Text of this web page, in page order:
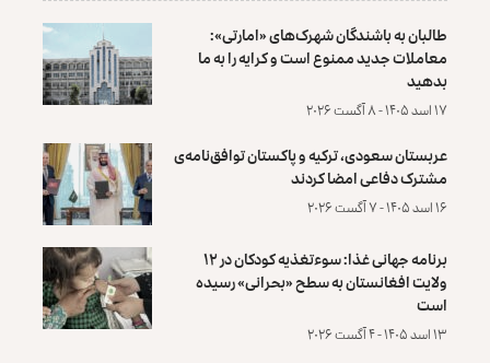
طالبان به باشندگان شهرک‌های «امارتی»:
معاملات جدید ممنوع است و کرایه را به ما
بدهید
۱۷ اسد ۱۴۰۵ - ۸ آگست ۲۰۲۶
عربستان سعودی، ترکیه و پاکستان توافق‌نامه‌ی
مشترک دفاعی امضا کردند
۱۶ اسد ۱۴۰۵ - ۷ آگست ۲۰۲۶
برنامه جهانی غذا: سوءتغذیه کودکان در ۱۲
ولایت افغانستان به سطح «بحرانی» رسیده
است
۱۳ اسد ۱۴۰۵ - ۴ آگست ۲۰۲۶